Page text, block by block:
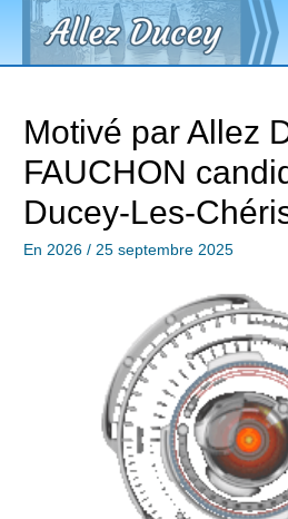
Motivé par Allez
FAUCHON
Ducey-Les-
En 2026 /25 septembre 2025